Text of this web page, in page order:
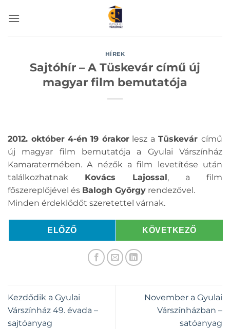
HÍREK
Sajtóhír – A Tüskevár című új
magyar film bemutatója
2012. október 4-én 19 órakorlesz a Tüskevár című
új magyar film bemutatója a Gyulai Várszínház
Kamaratermében. A nézők a film levetítése után
találkozhatnak Kovács Lajossal, a film
főszereplőjével és Balogh György rendezővel.
Minden érdeklődőt szeretettel várnak.
ELŐZŐ KÖVETKEZŐ
Kezdődik a Gyulai
Várszínház 49. évada –
sajtóanyag
November a Gyulai
Várszínházban –
satóanyag